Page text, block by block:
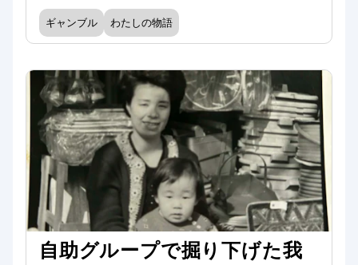
ギャンブル わたしの物語
自助グループで掘り下げた我